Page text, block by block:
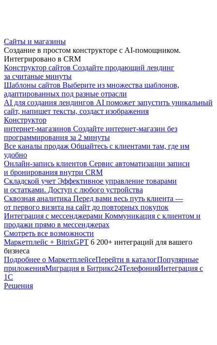
Сайты и магазины
Создание в простом конструкторе с AI-помощником.
Интегрировано в CRM
Конструктор сайтов Создайте продающий лендинг
за считаные минуты
Шаблоны сайтов Выберите из множества шаблонов,
адаптированных под разные отрасли
AI для создания лендингов AI поможет запустить уникальный
сайт, напишет тексты, создаст изображения
Конструктор
интернет-магазинов Создайте интернет-магазин без
программирования за 2 минуты
Все каналы продаж Общайтесь с клиентами там, где им
удобно
Онлайн-запись клиентов Сервис автоматизации записи
и бронирования внутри CRM
Складской учет Эффективное управление товарами
и остатками. Доступ с любого устройства
Сквозная аналитика Перед вами весь путь клиента —
от первого визита на сайт до повторных покупок
Интеграция с мессенджерами Коммуникация с клиентом и
продажи прямо в мессенджерах
Смотреть все возможности
Маркетплейс + BitrixGPT 6 200+ интеграций для вашего
бизнеса
Подробнее о МаркетплейсеПерейти в каталогПопулярные
приложенияМиграция в Битрикс24ТелефонияИнтеграция с
1С
Решения